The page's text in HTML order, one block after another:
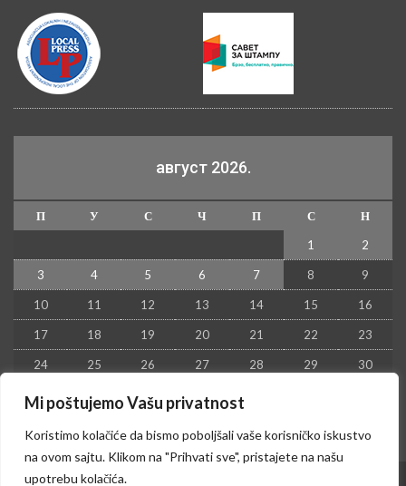
Mi poštujemo Vašu privatnost
Koristimo kolačiće da bismo poboljšali vaše korisničko iskustvo
na ovom sajtu. Klikom na "Prihvati sve", pristajete na našu
upotrebu kolačića.
август 2026.
П У С Ч П С
Н
1
2
3 4 5 6 7 8 9
10 11 12 13 14 15 16
17 18 19 20 21 22 23
24 25 26 27 28 29 30
31